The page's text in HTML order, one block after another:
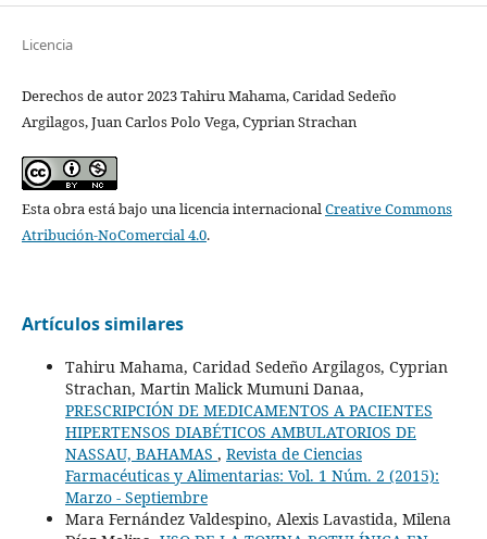
Licencia
Derechos de autor 2023 Tahiru Mahama, Caridad Sedeño
Argilagos, Juan Carlos Polo Vega, Cyprian Strachan
Esta obra está bajo una licencia internacionalCreative Commons
Atribución-NoComercial 4.0.
Artículos similares
Tahiru Mahama, Caridad Sedeño Argilagos, Cyprian
Strachan, Martin Malick Mumuni Danaa,
PRESCRIPCIÓN DE MEDICAMENTOS A PACIENTES
HIPERTENSOS DIABÉTICOS AMBULATORIOS DE
NASSAU, BAHAMAS , Revista de Ciencias
Farmacéuticas y Alimentarias: Vol. 1 Núm. 2 (2015):
Marzo - Septiembre
Mara Fernández Valdespino, Alexis Lavastida, Milena